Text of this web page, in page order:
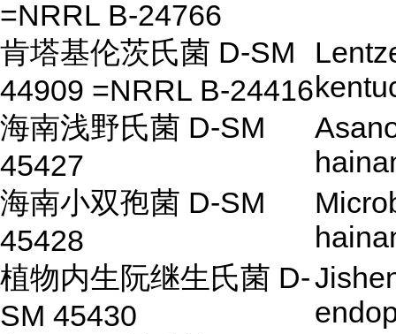
=NRRL B-24766
肯塔基伦茨氏菌 D-SM
44909 =NRRL B-24416
海南浅野氏菌 D-SM
45427
海南小双孢菌 D-SM
45428
植物内生阮继生氏菌 D-
SM 45430